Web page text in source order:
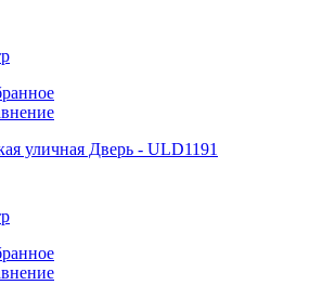
уличная Дверь - ULD1191